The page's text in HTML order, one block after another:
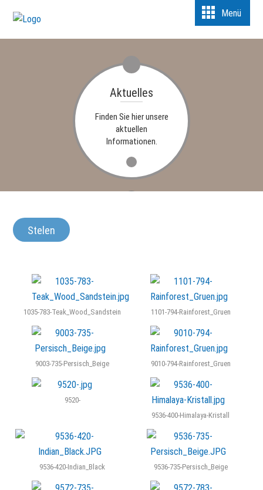
Menü
Aktuelles
Finden Sie hier unsere
aktuellen
Informationen.
nachfolgenden Seite.
Angebote
Wir haben spezielle
Sonderangebote für
Stelen
1035-783-Teak_Wood_Sandstein 1101-794-Rainforest_Gruen
9003-735-Persisch_Beige 9010-794-Rainforest_Gruen
9520-
9536-400-Himalaya-Kristall
9536-420-Indian_Black 9536-735-Persisch_Beige